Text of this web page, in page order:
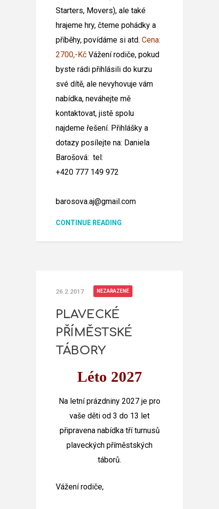
Starters, Movers), ale také
hrajeme hry, čteme pohádky a
příběhy, povídáme si atd. Cena:
2700,-Kč Vážení rodiče, pokud
byste rádi přihlásili do kurzu
své dítě, ale nevyhovuje vám
nabídka, neváhejte mě
kontaktovat, jistě spolu
najdeme řešení. Přihlášky a
dotazy posílejte na: Daniela
Barošová: tel:
+420 777 149 972
barosova.aj@gmail.com
CONTINUE READING
26.2.2017 NEZAŘAZENÉ
PLAVECKÉ
PŘÍMĚSTSKÉ
TÁBORY
Léto 2027
Na letní prázdniny 2027 je pro
vaše děti od 3 do 13 let
připravena nabídka tří turnusů
plaveckých příměstských
táborů.
Vážení rodiče,